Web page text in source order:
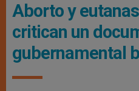
Aborto y
critican un
gubernamental